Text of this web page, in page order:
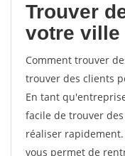
Trouver
votre ville
Comment trouver
trouver des clients
En tant
facile de trouver
réaliser
vous permet de